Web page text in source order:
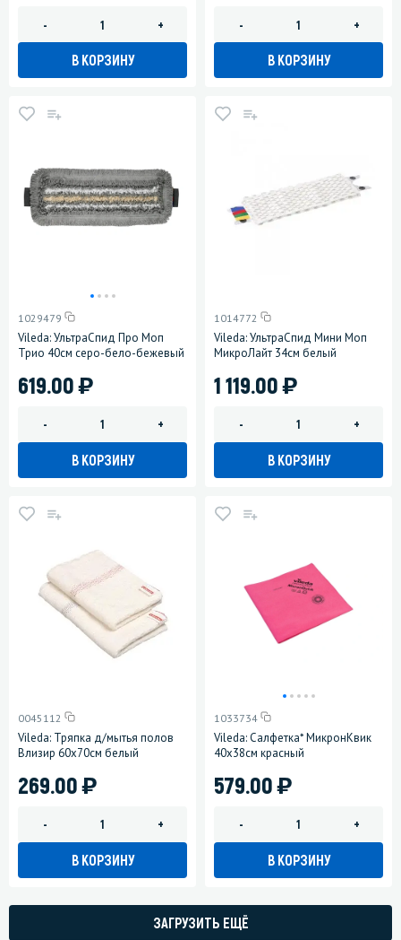
- +
В КОРЗИНУ
- +
В КОРЗИНУ
1029479
Vileda: УльтраСпид Про Моп
Трио 40см серо-бело-бежевый
619.00)
- +
В КОРЗИНУ
1014772
Vileda: УльтраСпид Мини Моп
МикроЛайт 34см белый
1 119.00)
- +
В КОРЗИНУ
0045112
Vileda: Тряпка д/мытья полов
Влизир 60х70см белый
269.00)
- +
В КОРЗИНУ
1033734
Vileda: Салфетка* МикронКвик
40х38см красный
579.00)
- +
В КОРЗИНУ
ЗАГРУЗИТЬ ЕЩЁ